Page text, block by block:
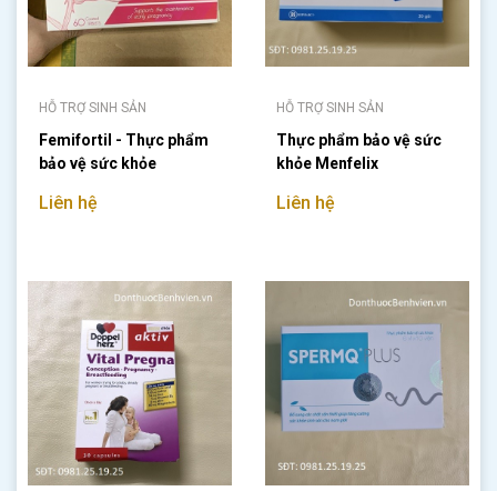
HỖ TRỢ SINH SẢN
Femifortil - Thực phẩm
bảo vệ sức khỏe
Liên hệ
HỖ TRỢ SINH SẢN
Thực phẩm bảo vệ sức
khỏe Menfelix
Liên hệ